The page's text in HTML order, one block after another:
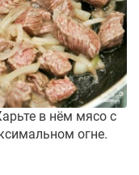
в нём мясо с
огне.